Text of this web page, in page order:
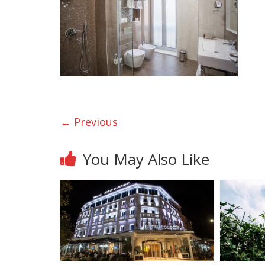
← Previous
You May Also Like